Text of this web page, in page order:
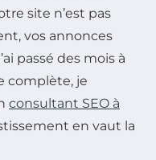
site n’est pas
vos annonces
passé des mois à
complète, je
consultant SEO à
en vaut la